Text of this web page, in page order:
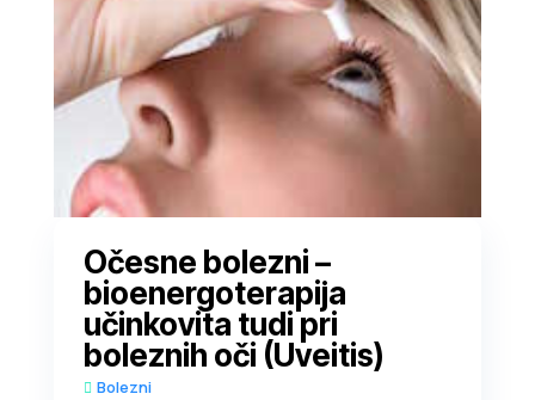
Očesne bolezni –
bioenergoterapija
učinkovita tudi pri
boleznih oči (Uveitis)
Bolezni